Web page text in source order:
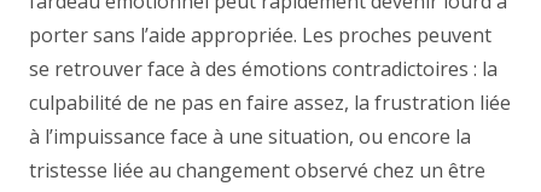
porter sans l’aide appropriée. Les proches peuvent
se retrouver face à des émotions contradictoires : la
culpabilité de ne pas en faire assez, la frustration liée
à l’impuissance face à une situation, ou encore la
tristesse liée au changement observé chez un être